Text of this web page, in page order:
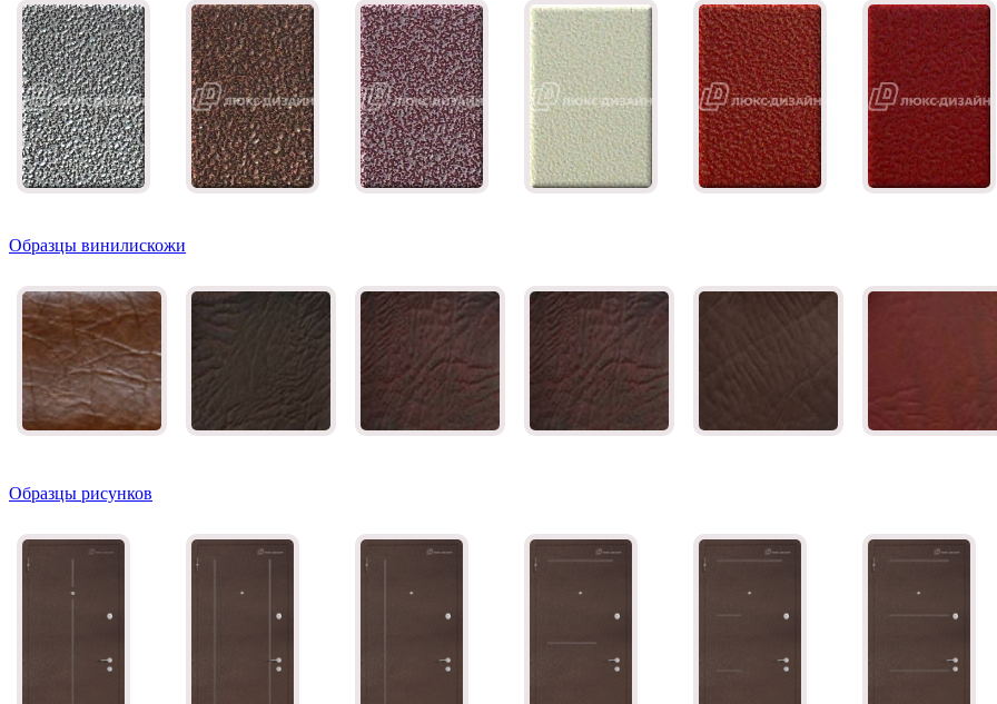
Образцы винилискожи
Образцы рисунков